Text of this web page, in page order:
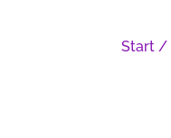
Start /